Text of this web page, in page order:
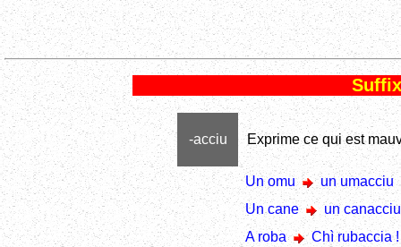
-acciu Exprime ce qui est
Un omu
un umacciu
Un cane
un canacciu
A roba
Chì rubaccia !